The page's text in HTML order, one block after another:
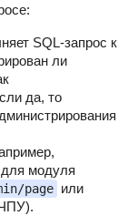
SQL-запрос к
ли
да, то
для модуля
page или